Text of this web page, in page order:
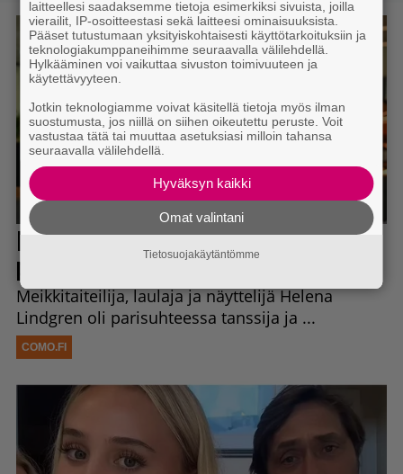
laitteellesi saadaksemme tietoja esimerkiksi sivuista, joilla
vierailit, IP-osoitteestasi sekä laitteesi ominaisuuksista.
Pääset tutustumaan yksityiskohtaisesti käyttötarkoituksiin ja
teknologiakumppaneihimme seuraavalla välilehdellä.
Hylkääminen voi vaikuttaa sivuston toimivuuteen ja
käytettävyyteen.
Jotkin teknologiamme voivat käsitellä tietoja myös ilman
suostumusta, jos niillä on siihen oikeutettu peruste. Voit
vastustaa tätä tai muuttaa asetuksiasi milloin tahansa
seuraavalla välilehdellä.
Hyväksyn kaikki
Omat valintani
Tietosuojakäytäntömme